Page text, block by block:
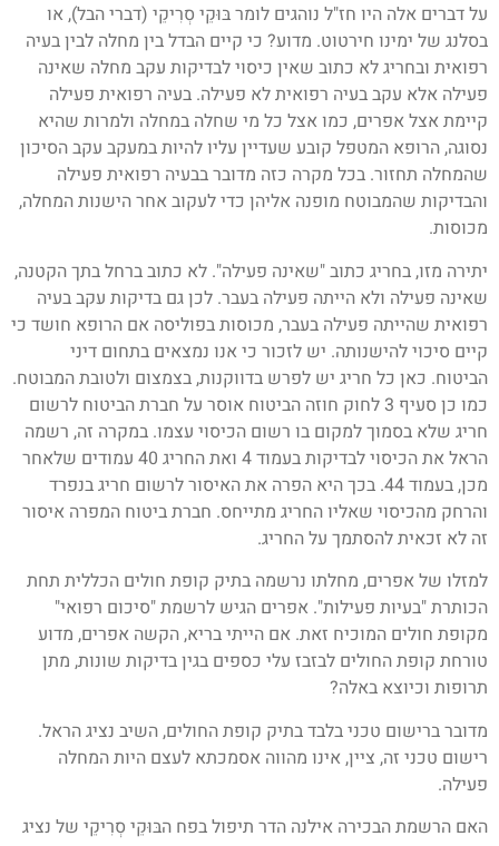
על דברים אלה היו חז"ל נוהגים לומר בּוּקֵי סְרִיקֵי (דברי הבל), או
בסלנג של ימינו חירטוט. מדוע? כי קיים הבדל בין מחלה לבין בעיה
רפואית ובחריג לא כתוב שאין כיסוי לבדיקות עקב מחלה שאינה
פעילה אלא עקב בעיה רפואית לא פעילה. בעיה רפואית פעילה
קיימת אצל אפרים, כמו אצל כל מי שחלה במחלה ולמרות שהיא
נסוגה, הרופא המטפל קובע שעדיין עליו להיות במעקב עקב הסיכון
שהמחלה תחזור. בכל מקרה כזה מדובר בבעיה רפואית פעילה
והבדיקות שהמבוטח מופנה אליהן כדי לעקוב אחר הישנות המחלה,
מכוסות.
יתירה מזו, בחריג כתוב "שאינה פעילה". לא כתוב ברחל בתך הקטנה,
שאינה פעילה ולא הייתה פעילה בעבר. לכן גם בדיקות עקב בעיה
רפואית שהייתה פעילה בעבר, מכוסות בפוליסה אם הרופא חושד כי
קיים סיכוי להישנותה. יש לזכור כי אנו נמצאים בתחום דיני
הביטוח. כאן כל חריג יש לפרש בדווקנות, בצמצום ולטובת המבוטח.
כמו כן סעיף 3 לחוק חוזה הביטוח אוסר על חברת הביטוח לרשום
חריג שלא בסמוך למקום בו רשום הכיסוי עצמו. במקרה זה, רשמה
הראל את הכיסוי לבדיקות בעמוד 4 ואת החריג 40 עמודים שלאחר
מכן, בעמוד 44. בכך היא הפרה את האיסור לרשום חריג בנפרד
והרחק מהכיסוי שאליו החריג מתייחס. חברת ביטוח המפרה איסור
זה לא זכאית להסתמך על החריג.
למזלו של אפרים, מחלתו נרשמה בתיק קופת חולים הכללית תחת
הכותרת "בעיות פעילות". אפרים הגיש לרשמת "סיכום רפואי"
מקופת חולים המוכיח זאת. אם הייתי בריא, הקשה אפרים, מדוע
טורחת קופת החולים לבזבז עלי כספים בגין בדיקות שונות, מתן
תרופות וכיוצא באלה?
מדובר ברישום טכני בלבד בתיק קופת החולים, השיב נציג הראל.
רישום טכני זה, ציין, אינו מהווה אסמכתא לעצם היות המחלה
פעילה.
האם הרשמת הבכירה אילנה הדר תיפול בפח הבּוּקֵי סְרִיקֵי של נציג